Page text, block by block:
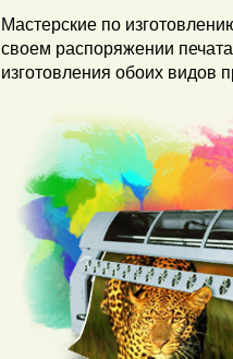
Мастерские по
своем распоряжении
изготовления обоих видов